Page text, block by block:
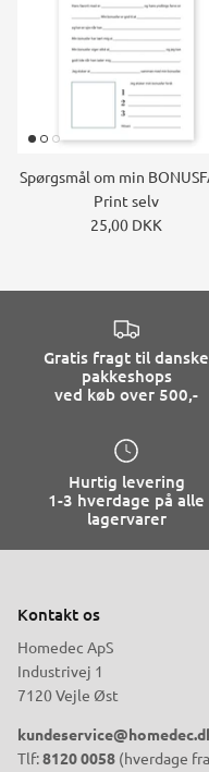
Spørgsmål om min
Print selv
25,00 DKK
Gratis fragt til danske
pakkeshops
ved køb over 500,-
Hurtig levering
1-3 hverdage på alle
lagervarer
Kontakt os
Homedec ApS
Industrivej 1
7120 Vejle Øst
Tlf:8120 0058 (hverdage